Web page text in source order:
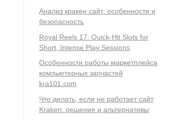
Анализ кракен сайт: особенности и
безопасность
Royal Reels 17: Quick‑Hit Slots for
Short, Intense Play Sessions
Особенности работы маркетплейса
компьютерных запчастей
kra101.com
Что делать, если не работает сайт
Kraken: решения и альтернативы